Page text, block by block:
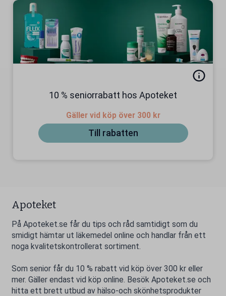
10 % seniorrabatt hos Apoteket
Gäller vid köp över 300 kr
Till rabatten
Apoteket
På Apoteket.se får du tips och råd samtidigt som du
smidigt hämtar ut läkemedel online och handlar från ett
noga kvalitetskontrollerat sortiment.
Som senior får du 10 % rabatt vid köp över 300 kr eller
mer. Gäller endast vid köp online. Besök Apoteket.se och
hitta ett brett utbud av hälso-och skönhetsprodukter